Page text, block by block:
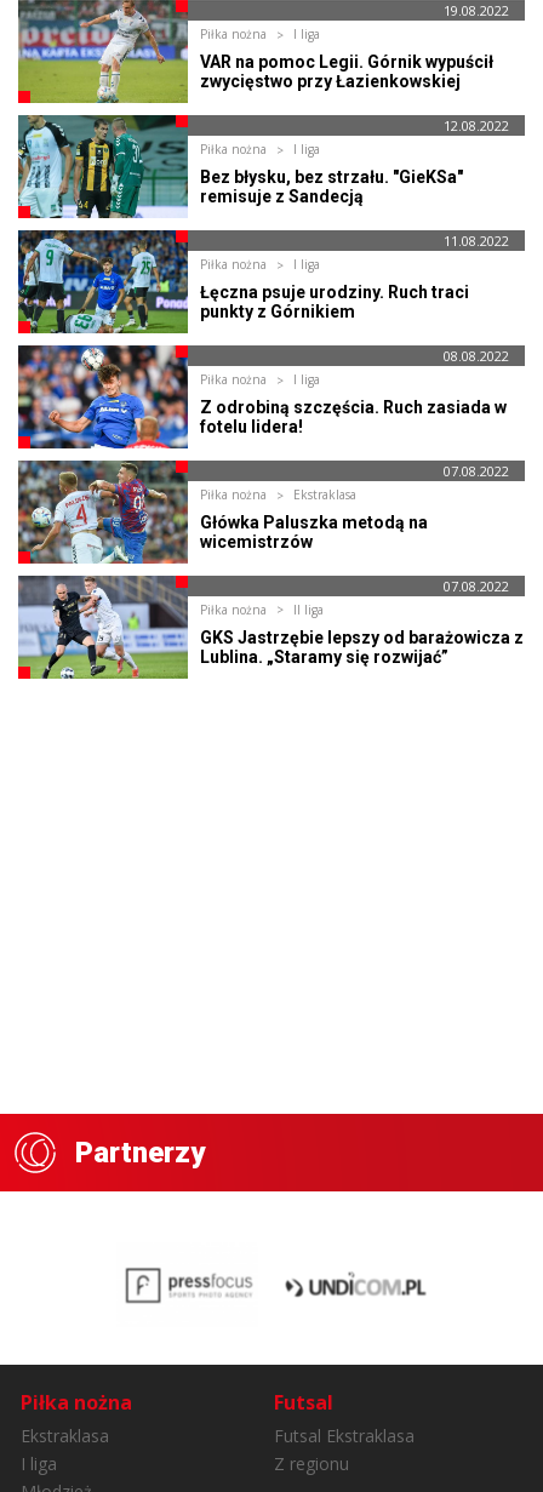
19.08.2022
Piłka nożna I liga
VAR na pomoc Legii. Górnik wypuścił
zwycięstwo przy Łazienkowskiej
12.08.2022
Piłka nożna I liga
Bez błysku, bez strzału. "GieKSa"
remisuje z Sandecją
11.08.2022
Piłka nożna I liga
Łęczna psuje urodziny. Ruch traci
punkty z Górnikiem
08.08.2022
Piłka nożna I liga
Z odrobiną szczęścia. Ruch zasiada w
fotelu lidera!
07.08.2022
Piłka nożna Ekstraklasa
Główka Paluszka metodą na
wicemistrzów
07.08.2022
Piłka nożna II liga
GKS Jastrzębie lepszy od barażowicza z
Lublina. „Staramy się rozwijać”
Partnerzy
Piłka nożna
Ekstraklasa
I liga
Futsal
Futsal Ekstraklasa
Z regionu